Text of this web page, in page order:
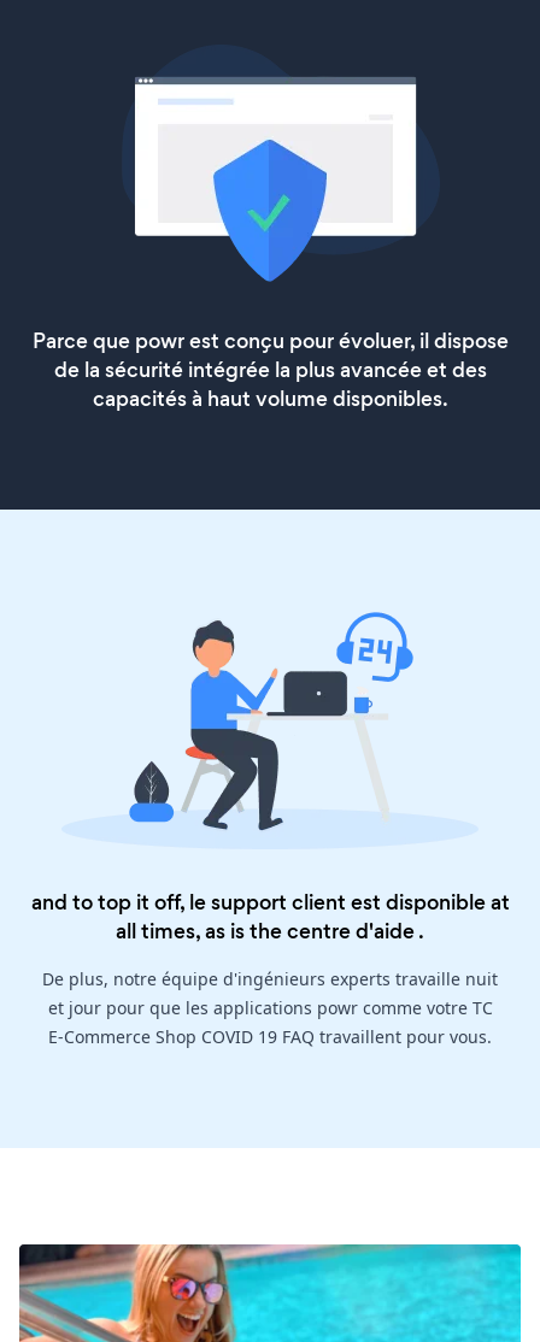
Parce que powr est conçu pour évoluer, il dispose
de la sécurité intégrée la plus avancée et des
capacités à haut volume disponibles.
and to top it off, le support client est disponible at
all times, as is thecentre d'aide.
De plus, notre équipe d'ingénieurs experts travaille nuit
et jour pour que les applications powr comme votre TC
E-Commerce Shop COVID 19 FAQ travaillent pour vous.